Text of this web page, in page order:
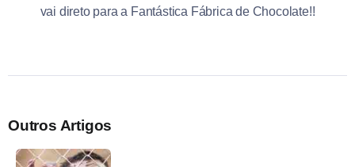
vai direto para a Fantástica Fábrica de Chocolate!!
Outros Artigos